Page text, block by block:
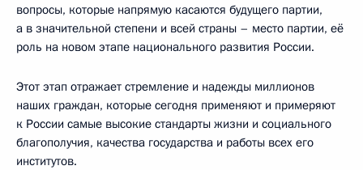
вопросы, которые напрямую касаются будущего партии,
а в значительной степени и всей страны – место партии, её
роль на новом этапе национального развития России.
Этот этап отражает стремление и надежды миллионов
наших граждан, которые сегодня применяют и примеряют
к России самые высокие стандарты жизни и социального
благополучия, качества государства и работы всех его
институтов.